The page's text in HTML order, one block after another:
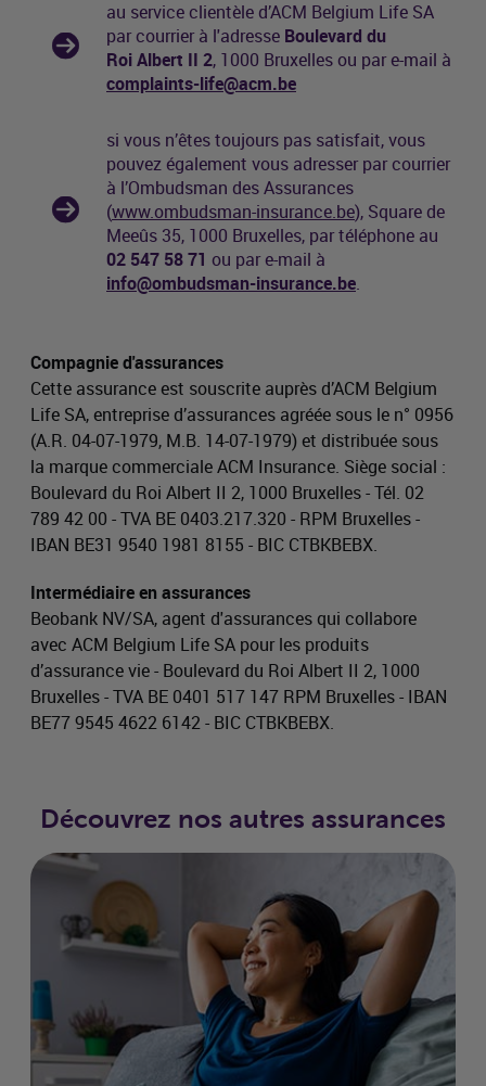
au service clientèle d’ACM Belgium Life SA
par courrier à l'adresse Boulevard du
Roi Albert II 2, 1000 Bruxelles ou par e-mail à
complaints-life@acm.be
si vous n’êtes toujours pas satisfait, vous
pouvez également vous adresser par courrier
à l’Ombudsman des Assurances
(www.ombudsman-insurance.be), Square de
Meeûs 35, 1000 Bruxelles, par téléphone au
02 547 58 71 ou par e-mail à
info@ombudsman-insurance.be.
Compagnie d'assurances
Cette assurance est souscrite auprès d’ACM Belgium
Life SA, entreprise d’assurances agréée sous le n° 0956
(A.R. 04-07-1979, M.B. 14-07-1979) et distribuée sous
la marque commerciale ACM Insurance. Siège social :
Boulevard du Roi Albert II 2, 1000 Bruxelles - Tél. 02
789 42 00 - TVA BE 0403.217.320 - RPM Bruxelles -
IBAN BE31 9540 1981 8155 - BIC CTBKBEBX.
Intermédiaire en assurances
Beobank NV/SA, agent d'assurances qui collabore
avec ACM Belgium Life SA pour les produits
d’assurance vie - Boulevard du Roi Albert II 2, 1000
Bruxelles - TVA BE 0401 517 147 RPM Bruxelles - IBAN
BE77 9545 4622 6142 - BIC CTBKBEBX.
Découvrez nos autres assurances